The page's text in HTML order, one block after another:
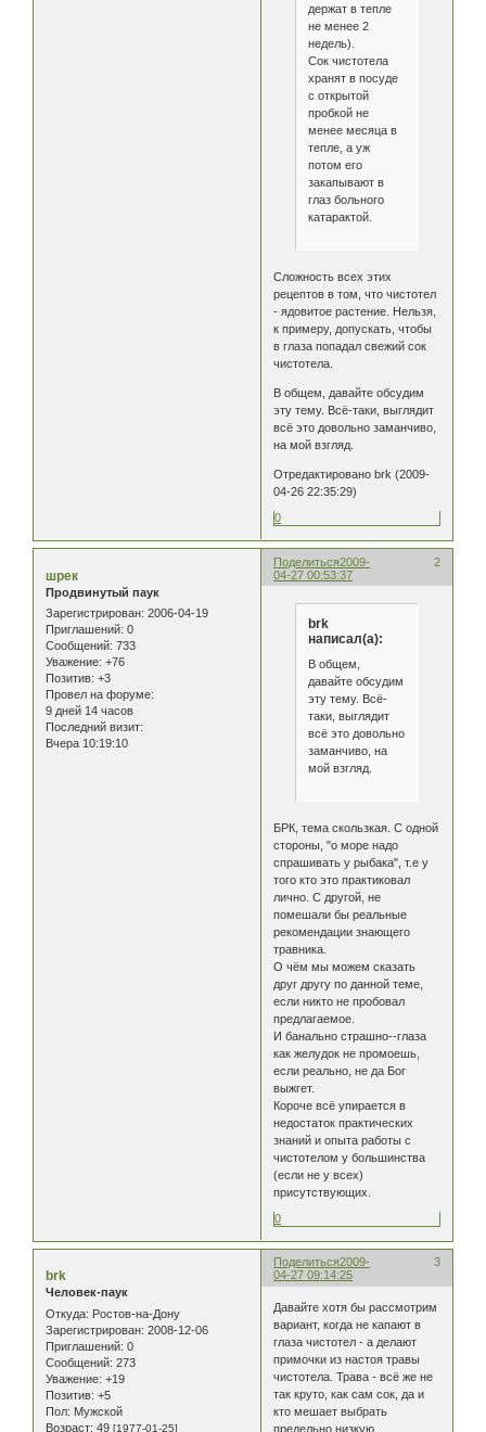
держат в тепле
не менее 2
недель).
Сок чистотела
хранят в посуде
с открытой
пробкой не
менее месяца в
тепле, а уж
потом его
закапывают в
глаз больного
катарактой.
Сложность всех этих
рецептов в том, что чистотел
- ядовитое растение. Нельзя,
к примеру, допускать, чтобы
в глаза попадал свежий сок
чистотела.
В общем, давайте обсудим
эту тему. Всё-таки, выглядит
всё это довольно заманчиво,
на мой взгляд.
Отредактировано brk (2009-
04-26 22:35:29)
0
Поделиться 2
2009-
04-27 00:53:37
шрек
Продвинутый паук
Зарегистрирован: 2006-04-19
Приглашений: 0
Сообщений: 733
Уважение: +76
Позитив: +3
Провел на форуме:
9 дней 14 часов
Последний визит:
Вчера 10:19:10
brk
написал(а):
В общем,
давайте обсудим
эту тему. Всё-
таки, выглядит
всё это довольно
заманчиво, на
мой взгляд.
БРК, тема скользкая. С одной
стороны, "о море надо
спрашивать у рыбака", т.е у
того кто это практиковал
лично. С другой, не
помешали бы реальные
рекомендации знающего
травника.
О чём мы можем сказать
друг другу по данной теме,
если никто не пробовал
предлагаемое.
И банально страшно--глаза
как желудок не промоешь,
если реально, не да Бог
выжгет.
Короче всё упирается в
недостаток практических
знаний и опыта работы с
чистотелом у большинства
(если не у всех)
присутствующих.
0
Поделиться 3
2009-
04-27 09:14:25
brk
Человек-паук
Откуда: Ростов-на-Дону
Зарегистрирован: 2008-12-06
Приглашений: 0
Сообщений: 273
Уважение: +19
Позитив: +5
Пол: Мужской
Возраст: 49 [1977-01-25]
Давайте хотя бы рассмотрим
вариант, когда не капают в
глаза чистотел - а делают
примочки из настоя травы
чистотела. Трава - всё же не
так круто, как сам сок, да и
кто мешает выбрать
предельно низкую